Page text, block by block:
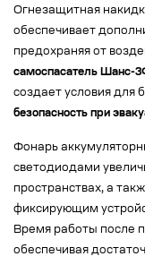
Огнезащитная
обеспечивает
предохраняя от
самоспасатель Шанс-
создает условия для
безопасность при
Фонарь
светодиодами
пространствах, а
фиксирующим
Время работы после
обеспечивая